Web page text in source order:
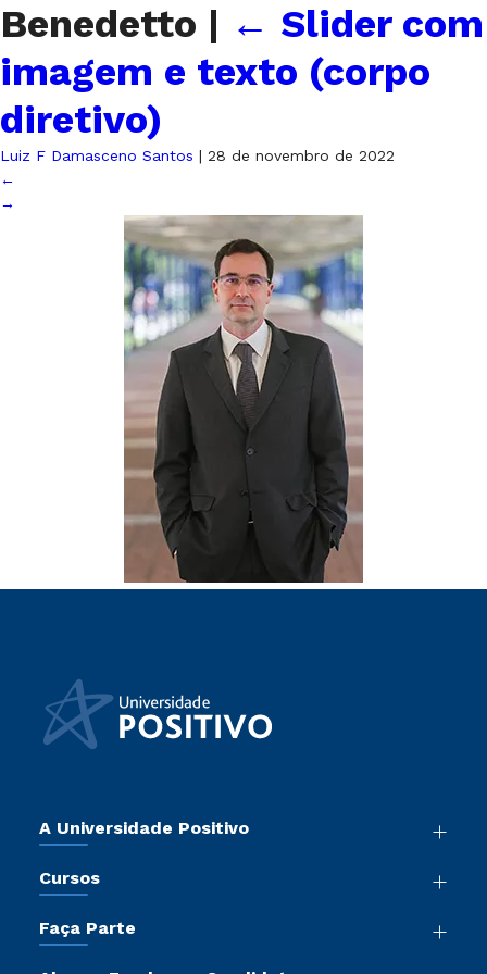
Benedetto | ← Slider com
imagem e texto (corpo
diretivo)
Luiz F Damasceno Santos | 28 de novembro de 2022
←
→
A Universidade Positivo
Sala de Imprensa
Trabalhe Conosco
Cursos
Pós-Graduação
Faça Parte